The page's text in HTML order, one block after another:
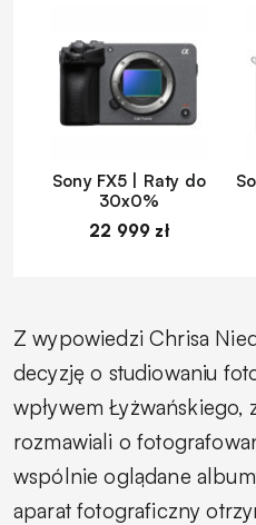
Sony FX5 | Raty do
30x0%
22 999 zł
Z wypowiedzi Chrisa
decyzję o studiowaniu
wpływem Łyżwańskiego,
rozmawiali o
wspólnie oglądane
aparat fotograficzny